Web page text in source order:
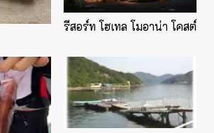
รีสอร์ท โฮเทล โมอาน่า โคสต์